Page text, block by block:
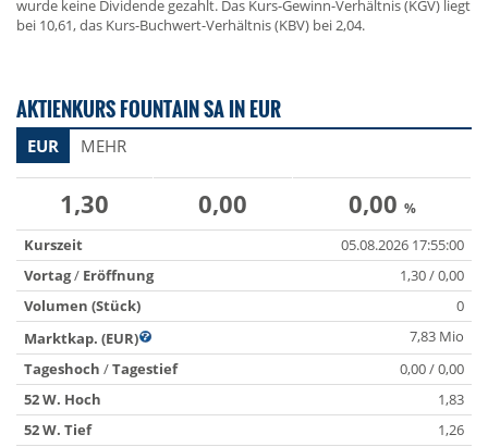
wurde keine Dividende gezahlt. Das Kurs-Gewinn-Verhältnis (KGV) liegt
bei 10,61, das Kurs-Buchwert-Verhältnis (KBV) bei 2,04.
AKTIENKURS FOUNTAIN SA IN EUR
EUR MEHR
1,30 0,00 0,00 %
Kurszeit
05.08.2026 17:55:00
Vortag/ Eröffnung
1,30 / 0,00
Volumen (Stück)
0
Marktkap. (EUR)
7,83 Mio
Tageshoch /Tagestief
0,00 / 0,00
52 W. Hoch
1,83
52 W. Tief
1,26